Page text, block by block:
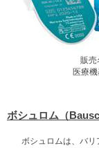
販売
医療
ボシュロム（
ボシュロムは、バリ